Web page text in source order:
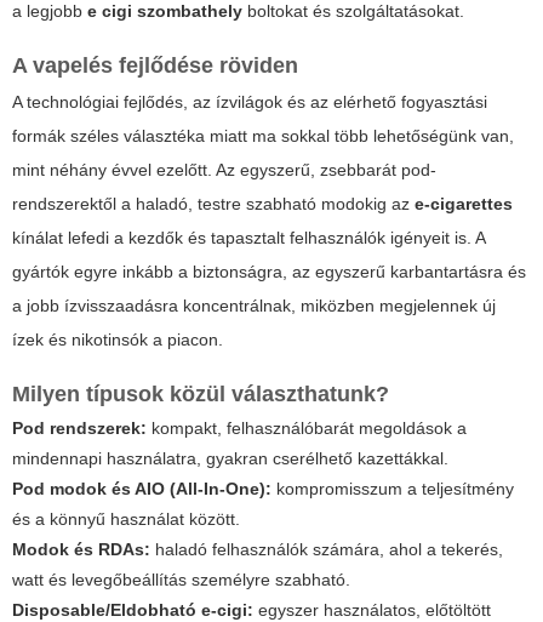
a legjobb e cigi szombathely boltokat és szolgáltatásokat.
A vapelés fejlődése röviden
A technológiai fejlődés, az ízvilágok és az elérhető fogyasztási
formák széles választéka miatt ma sokkal több lehetőségünk van,
mint néhány évvel ezelőtt. Az egyszerű, zsebbarát pod-
rendszerektől a haladó, testre szabható modokig az e-cigarettes
kínálat lefedi a kezdők és tapasztalt felhasználók igényeit is. A
gyártók egyre inkább a biztonságra, az egyszerű karbantartásra és
a jobb ízvisszaadásra koncentrálnak, miközben megjelennek új
ízek és nikotinsók a piacon.
Milyen típusok közül választhatunk?
Pod rendszerek: kompakt, felhasználóbarát megoldások a
mindennapi használatra, gyakran cserélhető kazettákkal.
Pod modok és AIO (All-In-One): kompromisszum a teljesítmény
és a könnyű használat között.
Modok és RDAs: haladó felhasználók számára, ahol a tekerés,
watt és levegőbeállítás személyre szabható.
Disposable/Eldobható e-cigi: egyszer használatos, előtöltött